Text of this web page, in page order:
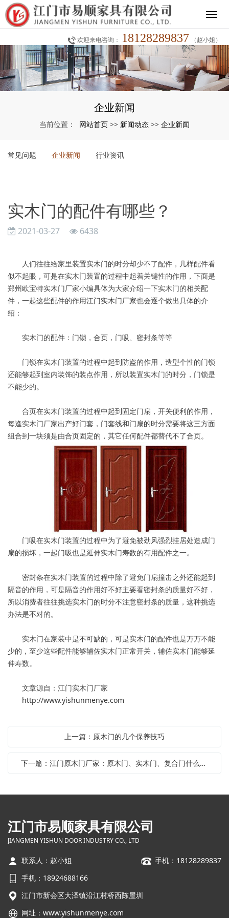
欢迎来电咨询： 18128289837 （赵小姐）
企业新闻
当前位置： 网站首页 >> 新闻动态 >> 企业新闻
常见问题 企业新闻 行业资讯
实木门的配件有哪些？
2021-03-27 6438
人们往往给家里装置实木门的时分却少不了配件，几样配件看
似不起眼，可是在实木门装置的过程中起着关键性的作用，下面是
郑州欧宝特实木门厂家小编具体为大家介绍一下实木门的相关配
件，一起这些配件的作用江门实木门厂家也会逐个做出具体的介
绍：
实木门的配件：门锁，合页，门吸、密封条等等
门锁在实木门装置的过程中起到防盗的作用，造型个性的门锁
还能够起到室内装饰的装点作用，所以装置实木门的时分，门锁是
不能少的。
合页在实木门装置的过程中起到固定门扇，开关便利的作用，
每逢实木门厂家出产好门套，门套线和门扇的时分需要将这三方面
组合到一块须是由合页固定的，其它任何配件都替代不了合页。
门吸在实木门装置的过程中为了避免被劲风强烈挂居处造成门
扇的损坏，一起门吸也是延伸实木门寿数的有用配件之一。
密封条在实木门装置的过程中除了避免门扇撞击之外还能起到
隔音的作用，可是隔音的作用好不好主要看密封条的质量好不好，
所以消费者往往挑选实木门的时分不注意密封条的质量，这种挑选
办法是不对的。
实木门在家装中是不可缺的，可是实木门的配件也是万万不能
少的，至少这些配件能够辅佐实木门正常开关，辅佐实木门能够延
伸寿数。
文章源自：江门实木门厂家
http://www.yishunmenye.com
上一篇：原木门的几个保养技巧
下一篇：江门原木门厂家：原木门、实木门、复合门什么区别？
江门市易顺家具有限公司
JIANGMEN YISHUN DOOR INDUSTRY CO., LTD
联系人：赵小姐
手机：18128289837
手机：18924688166
江门市新会区大泽镇沿江村桥西陈屋圳
网址： www.yishunmenye.com